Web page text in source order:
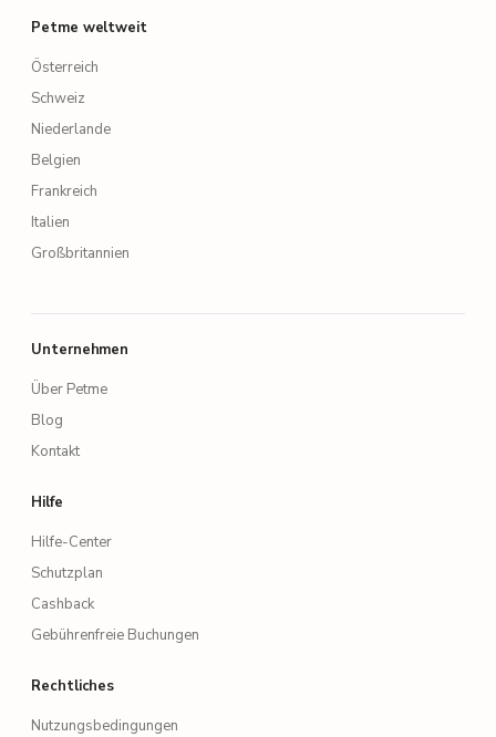
Petme weltweit
Österreich
Schweiz
Niederlande
Belgien
Frankreich
Italien
Großbritannien
Unternehmen
Über Petme
Blog
Kontakt
Hilfe
Hilfe-Center
Schutzplan
Cashback
Gebührenfreie Buchungen
Rechtliches
Nutzungsbedingungen